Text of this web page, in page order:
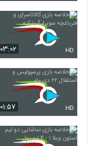
۰۳:۰۲ HD
۰۱:۵۷ HD